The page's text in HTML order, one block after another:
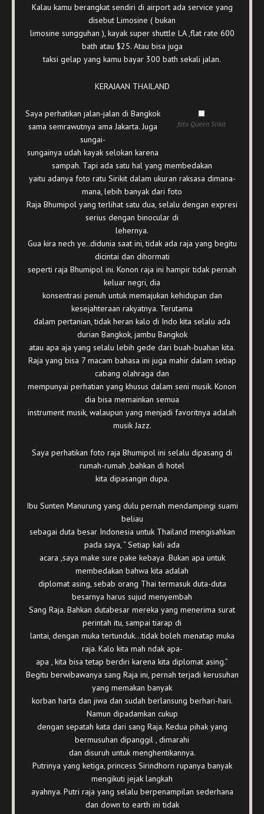
Kalau kamu berangkat sendiri di airport ada service yang
disebut Limosine ( bukan
limosine sungguhan ), kayak super shuttle LA ,flat rate 600
bath atau $25. Atau bisa juga
taksi gelap yang kamu bayar 300 bath sekali jalan.
KERAJAAN THAILAND
foto Queen Srikit
Saya perhatikan jalan-jalan di Bangkok
sama semrawutnya ama Jakarta. Juga
sungai-
sungainya udah kayak selokan karena
sampah. Tapi ada satu hal yang membedakan
yaitu adanya foto ratu Sirikit dalam ukuran raksasa dimana-
mana, lebih banyak dari foto
Raja Bhumipol yang terlihat satu dua, selalu dengan expresi
serius dengan binocular di
lehernya.
Gua kira nech ye..didunia saat ini, tidak ada raja yang begitu
dicintai dan dihormati
seperti raja Bhumipol ini. Konon raja ini hampir tidak pernah
keluar negri, dia
konsentrasi penuh untuk memajukan kehidupan dan
kesejahteraan rakyatnya. Terutama
dalam pertanian, tidak heran kalo di Indo kita selalu ada
durian Bangkok, jambu Bangkok
atau apa aja yang selalu lebih gede dari buah-buahan kita.
Raja yang bisa 7 macam bahasa ini juga mahir dalam setiap
cabang olahraga dan
mempunyai perhatian yang khusus dalam seni musik. Konon
dia bisa memainkan semua
instrument musik, walaupun yang menjadi favoritnya adalah
musik Jazz.
Saya perhatikan foto raja Bhumipol ini selalu dipasang di
rumah-rumah ,bahkan di hotel
kita dipasangin dupa.
Ibu Sunten Manurung yang dulu pernah mendampingi suami
beliau
sebagai duta besar Indonesia untuk Thailand mengisahkan
pada saya, “ Setiap kali ada
acara ,saya make sure pake kebaya .Bukan apa untuk
membedakan bahwa kita adalah
diplomat asing, sebab orang Thai termasuk duta-duta
besarnya harus sujud menyembah
Sang Raja. Bahkan dutabesar mereka yang menerima surat
perintah itu, sampai tiarap di
lantai, dengan muka tertunduk…tidak boleh menatap muka
raja. Kalo kita mah ndak apa-
apa , kita bisa tetap berdiri karena kita diplomat asing.”
Begitu berwibawanya sang Raja ini, pernah terjadi kerusuhan
yang memakan banyak
korban harta dan jiwa dan sudah berlansung berhari-hari.
Namun dipadamkan cukup
dengan sepatah kata dari sang Raja. Kedua pihak yang
bermusuhan dipanggil , dimarahi
dan disuruh untuk menghentikannya.
Putrinya yang ketiga, princess Sirindhorn rupanya banyak
mengikuti jejak langkah
ayahnya. Putri raja yang selalu berpenampilan sederhana
dan down to earth ini tidak